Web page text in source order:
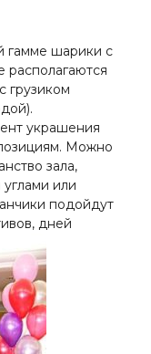
гамме шарики с
располагаются
грузиком
украшения
Можно
зала,
или
подойдут
дней